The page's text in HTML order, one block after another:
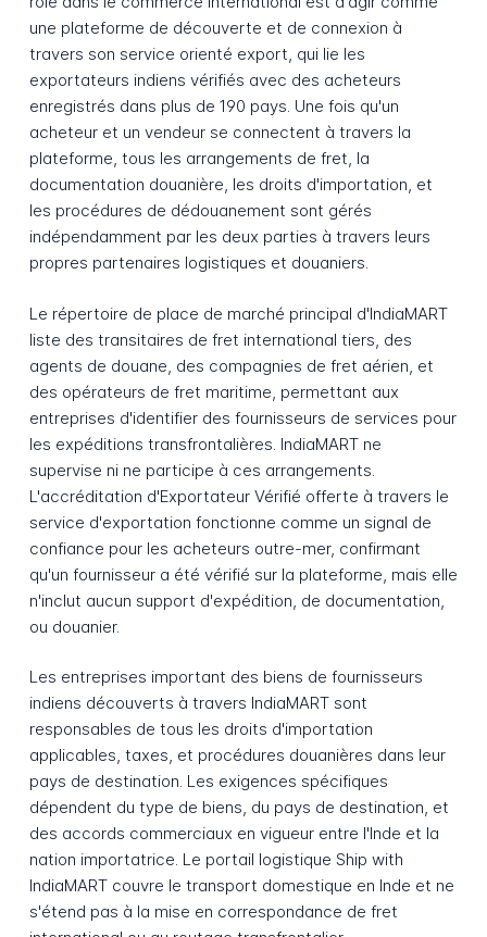
une plateforme de découverte et de connexion à
travers son service orienté export, qui lie les
exportateurs indiens vérifiés avec des acheteurs
enregistrés dans plus de 190 pays. Une fois qu'un
acheteur et un vendeur se connectent à travers la
plateforme, tous les arrangements de fret, la
documentation douanière, les droits d'importation, et
les procédures de dédouanement sont gérés
indépendamment par les deux parties à travers leurs
propres partenaires logistiques et douaniers.
Le répertoire de place de marché principal d'IndiaMART
liste des transitaires de fret international tiers, des
agents de douane, des compagnies de fret aérien, et
des opérateurs de fret maritime, permettant aux
entreprises d'identifier des fournisseurs de services pour
les expéditions transfrontalières. IndiaMART ne
supervise ni ne participe à ces arrangements.
L'accréditation d'Exportateur Vérifié offerte à travers le
service d'exportation fonctionne comme un signal de
confiance pour les acheteurs outre-mer, confirmant
qu'un fournisseur a été vérifié sur la plateforme, mais elle
n'inclut aucun support d'expédition, de documentation,
ou douanier.
Les entreprises important des biens de fournisseurs
indiens découverts à travers IndiaMART sont
responsables de tous les droits d'importation
applicables, taxes, et procédures douanières dans leur
pays de destination. Les exigences spécifiques
dépendent du type de biens, du pays de destination, et
des accords commerciaux en vigueur entre l'Inde et la
nation importatrice. Le portail logistique Ship with
IndiaMART couvre le transport domestique en Inde et ne
s'étend pas à la mise en correspondance de fret